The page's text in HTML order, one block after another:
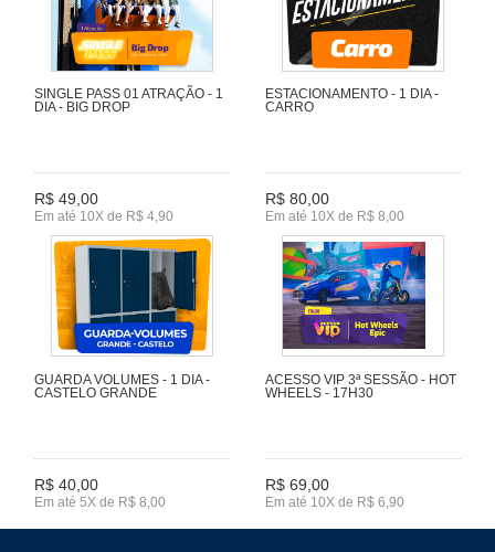
SINGLE PASS 01 ATRAÇÃO - 1
DIA - BIG DROP
R$ 49,00
Em até 10X de R$ 4,90
ESTACIONAMENTO - 1 DIA -
CARRO
R$ 80,00
Em até 10X de R$ 8,00
GUARDA VOLUMES - 1 DIA -
CASTELO GRANDE
R$ 40,00
Em até 5X de R$ 8,00
ACESSO VIP 3ª SESSÃO - HOT
WHEELS - 17H30
R$ 69,00
Em até 10X de R$ 6,90